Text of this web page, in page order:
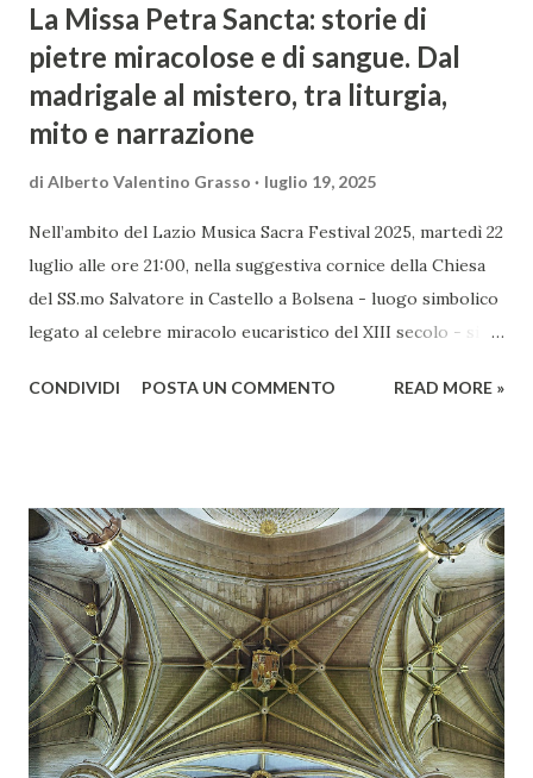
La Missa Petra Sancta: storie di
pietre miracolose e di sangue. Dal
madrigale al mistero, tra liturgia,
mito e narrazione
di Alberto Valentino Grasso luglio 19, 2025
Nell’ambito del Lazio Musica Sacra Festival 2025, martedì 22
luglio alle ore 21:00, nella suggestiva cornice della Chiesa
del SS.mo Salvatore in Castello a Bolsena - luogo simbolico
legato al celebre miracolo eucaristico del XIII secolo - si
dell’intera rassegna. Il concerto La Missa Petra Sancta:
Cappella Musicale di Santa Maria dell’Anima, diretta da
Flavio Colusso, con musiche di Palestrina, Carissimi e dello
stesso Colusso, in dialogo con i testi di Paolo Sequi, affidati
alla voce narrante di Silvia De Palma. Quale luogo, se non la
Chiesa del SS.mo Salvatore in Castello, nel cuore del
suggestivo borgo di Bolsena, incastonato tra memoria
paleocristiana e atmosfere medievali, poteva ospitare uno
degli appuntamenti più rilevanti del Lazio Musica Sac...
CONDIVIDI POSTA UN COMMENTO READ MORE »